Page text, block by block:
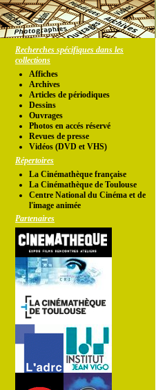
Recherches spécifiques dans les
collections
Affiches
Archives
Articles de périodiques
Dessins
Ouvrages
Photos en accés réservé
Revues de presse
Vidéos (DVD et VHS)
Répertoires
La Cinémathèque française
La Cinémathèque de Toulouse
Centre National du Cinéma et de
l'image animée
Partenaires